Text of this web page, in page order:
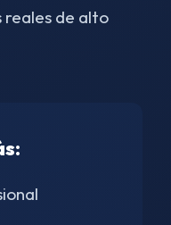
reales de alto